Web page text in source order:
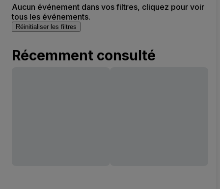
Aucun événement dans vos filtres, cliquez pour voir
tous les événements.
Réinitialiser les filtres
Récemment consulté